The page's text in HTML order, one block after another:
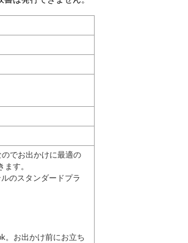
のでお出かけに最適の
す。
のスタンダードプラ
。お出かけ前にお立ち